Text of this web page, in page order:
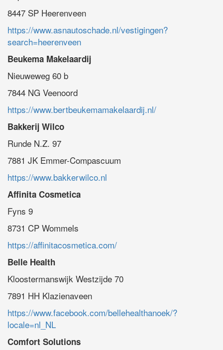
8447 SP Heerenveen
https://www.asnautoschade.nl/vestigingen?
search=heerenveen
Beukema Makelaardij
Nieuweweg 60 b
7844 NG Veenoord
https://www.bertbeukemamakelaardij.nl/
Bakkerij Wilco
Runde N.Z. 97
7881 JK Emmer-Compascuum
https://www.bakkerwilco.nl
Affinita Cosmetica
Fyns 9
8731 CP Wommels
https://affinitacosmetica.com/
Belle Health
Kloostermanswijk Westzijde 70
7891 HH Klazienaveen
https://www.facebook.com/bellehealthanoek/?
locale=nl_NL
Comfort Solutions